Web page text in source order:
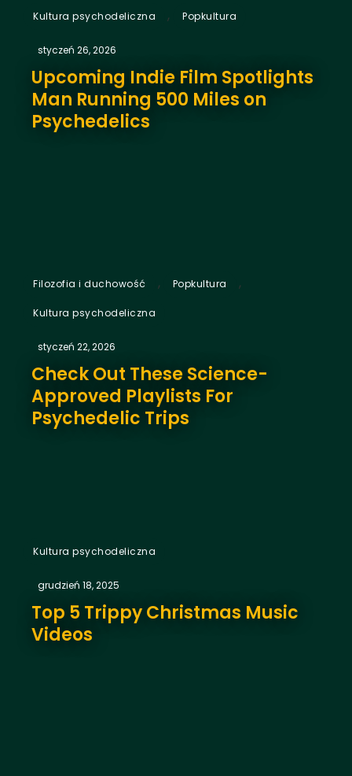
Kultura psychodeliczna , Popkultura
styczeń 26, 2026
Upcoming Indie Film Spotlights
Man Running 500 Miles on
Psychedelics
Filozofia i duchowość , Popkultura ,
Kultura psychodeliczna
styczeń 22, 2026
Check Out These Science-
Approved Playlists For
Psychedelic Trips
Kultura psychodeliczna
grudzień 18, 2025
Top 5 Trippy Christmas Music
Videos